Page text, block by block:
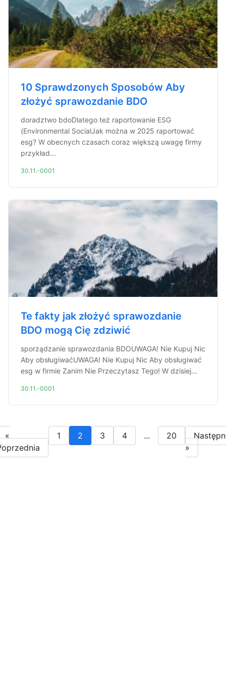
10 Sprawdzonych Sposobów Aby
złożyć sprawozdanie BDO
doradztwo bdoDlatego też raportowanie ESG
(Environmental SocialJak można w 2025 raportować
esg? W obecnych czasach coraz większą uwagę firmy
przykład...
30.11.-0001
Te fakty jak złożyć sprawozdanie
BDO mogą Cię zdziwić
sporządzanie sprawozdania BDOUWAGA! Nie Kupuj Nic
Aby obsługiwaćUWAGA! Nie Kupuj Nic Aby obsługiwać
esg w firmie Zanim Nie Przeczytasz Tego! W dzisiej...
30.11.-0001
«
1 2 3 4 ... 20
»